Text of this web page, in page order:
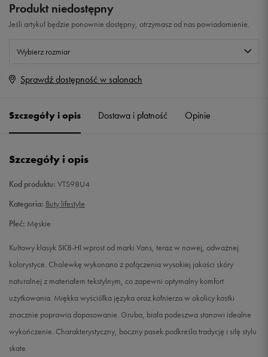
Produkt niedostępny
Jeśli artykuł będzie ponownie dostępny, otrzymasz od nas powiadomienie.
Wybierz rozmiar
Rozmiary EU
44 28,5 cm
44,5
47 31 cm Powiadom o dostępności
Sprawdź dostępność w salonach
Szczegóły i opis Dostawa i płatność Opinie
Szczegóły i opis
Kod produktu: VTS98U4
Kategoria: Buty lifestyle
Płeć: Męskie
Kultowy klasyk SK8-HI wprost od marki Vans, teraz w nowej, odważnej
kolorystyce. Cholewkę wykonano z połączenia wysokiej jakości skóry
naturalnej z materiałem tekstylnym, co zapewni optymalny komfort
użytkowania. Miękka wyściółka języka oraz kołnierza w okolicy kostki
znacznie poprawia dopasowanie. Gruba, biała podeszwa stanowi idealne
wykończenie. Charakterystyczny, boczny pasek podkreśla tradycję i siłę stylu
skate.